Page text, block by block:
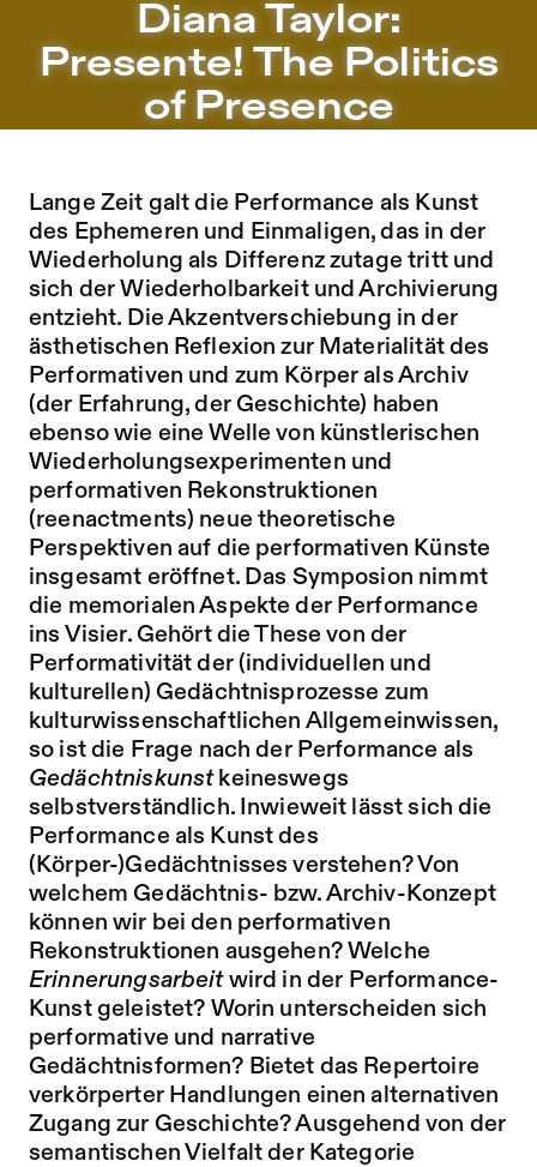
Zu Programm springen
Zu Aktuelles springen
Zu Seiten springen
Diana Taylor: Presente! The Politics of Presence –
Diana Taylor:
Presente! The Politics
of Presence
Lange Zeit galt die Performance als Kunst
des Ephemeren und Einmaligen, das in der
Wiederholung als Differenz zutage tritt und
sich der Wiederholbarkeit und Archivierung
entzieht. Die Akzentverschiebung in der
ästhetischen Reflexion zur Materialität des
Performativen und zum Körper als Archiv
(der Erfahrung, der Geschichte) haben
ebenso wie eine Welle von künstlerischen
Wiederholungsexperimenten und
performativen Rekonstruktionen
(reenactments) neue theoretische
Perspektiven auf die performativen Künste
insgesamt eröffnet. Das Symposion nimmt
die memorialen Aspekte der Performance
ins Visier. Gehört die These von der
Performativität der (individuellen und
kulturellen) Gedächtnisprozesse zum
kulturwissenschaftlichen Allgemeinwissen,
so ist die Frage nach der Performance als
Gedächtniskunstkeineswegs
selbstverständlich. Inwieweit lässt sich die
Performance als Kunst des
(Körper-)Gedächtnisses verstehen? Von
welchem Gedächtnis- bzw. Archiv-Konzept
können wir bei den performativen
Rekonstruktionen ausgehen? Welche
Erinnerungsarbeitwird in der Performance-
Kunst geleistet? Worin unterscheiden sich
performative und narrative
Gedächtnisformen? Bietet das Repertoire
verkörperter Handlungen einen alternativen
Zugang zur Geschichte? Ausgehend von der
semantischen Vielfalt der Kategorie